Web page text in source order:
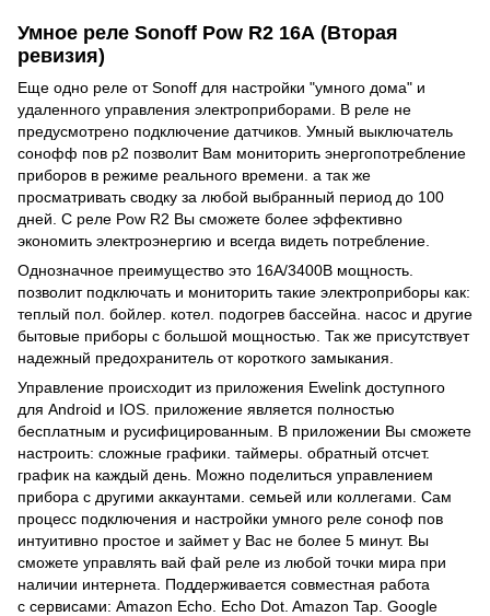
Умное реле Sonoff Pow R2 16А (Вторая
ревизия)
Еще одно реле от Sonoff для настройки "умного дома" и
удаленного управления электроприборами. В реле не
предусмотрено подключение датчиков. Умный выключатель
сонофф пов р2 позволит Вам мониторить энергопотребление
приборов в режиме реального времени. а так же
просматривать сводку за любой выбранный период до 100
дней. С реле Pow R2 Вы сможете более эффективно
экономить электроэнергию и всегда видеть потребление.
Однозначное преимущество это 16А/3400В мощность.
позволит подключать и мониторить такие электроприборы как:
теплый пол. бойлер. котел. подогрев бассейна. насос и другие
бытовые приборы с большой мощностью. Так же присутствует
надежный предохранитель от короткого замыкания.
Управление происходит из приложения Ewelink доступного
для Android и IOS. приложение является полностью
бесплатным и русифицированным. В приложении Вы сможете
настроить: сложные графики. таймеры. обратный отсчет.
график на каждый день. Можно поделиться управлением
прибора с другими аккаунтами. семьей или коллегами. Сам
процесс подключения и настройки умного реле соноф пов
интуитивно простое и займет у Вас не более 5 минут. Вы
сможете управлять вай фай реле из любой точки мира при
наличии интернета. Поддерживается совместная работа
с сервисами: Amazon Echo. Echo Dot. Amazon Tap. Google